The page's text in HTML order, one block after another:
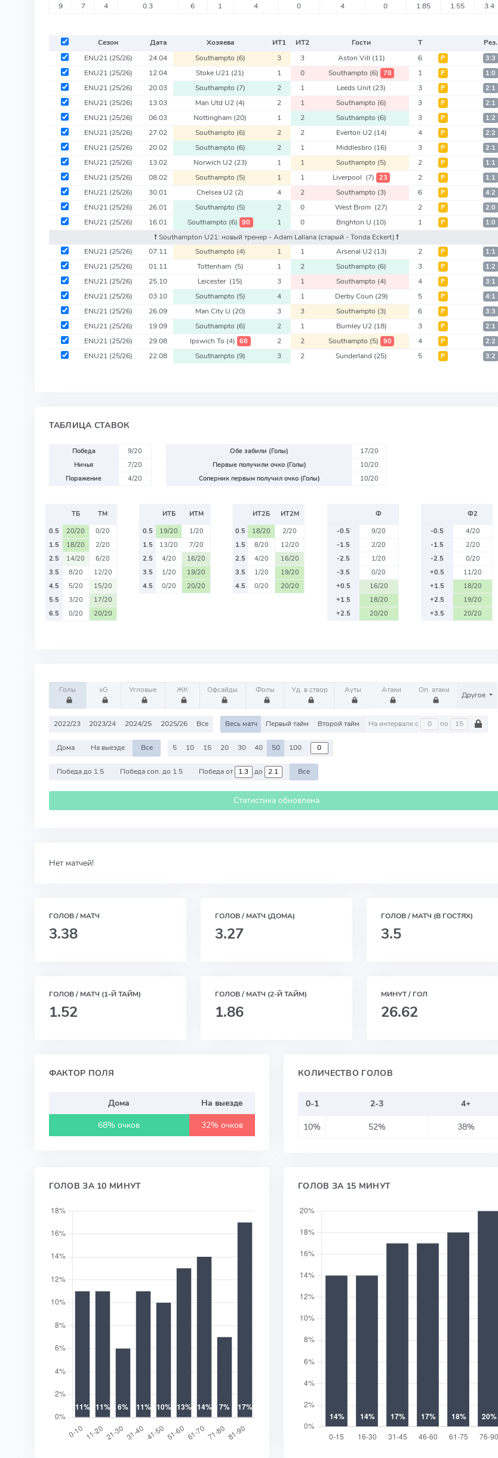
9 7 4 0.3 6 1 4 0 4 0 1.85 1.55 3.4
Сезон Дата Хозяева ИТ1 ИТ2 Гости Т
Рез.
ENU21 (25/26) 24.04 Southampto (6) 3 3 Aston Vill (11) 6 Р 3:3
ENU21 (25/26) 12.04 Stoke U21 (21) 1 0 Southampto (6) 78 1 Р 1:0
ENU21 (25/26) 20.03 Southampto (7) 2 1 Leeds Unit (23) 3 Р 2:1
ENU21 (25/26) 13.03 Man Utd U2 (4) 2 1 Southampto (6) 3 Р 2:1
ENU21 (25/26) 06.03 Nottingham (20) 1 2 Southampto (6) 3 Р 1:2
ENU21 (25/26) 27.02 Southampto (6) 2 2 Everton U2 (14) 4 Р 2:2
ENU21 (25/26) 20.02 Southampto (6) 2 1 Middlesbro (16) 3 Р 2:1
ENU21 (25/26) 13.02 Norwich U2 (23) 1 1 Southampto (5) 2 Р 1:1
ENU21 (25/26) 08.02 Southampto (5) 1 1 Liverpool (7) 23 2 Р 1:1
ENU21 (25/26) 30.01 Chelsea U2 (2) 4 2 Southampto (3) 6 Р 4:2
ENU21 (25/26) 26.01 Southampto (5) 2 0 West Brom (27) 2 Р 2:0
ENU21 (25/26) 16.01 Southampto (6) 90 1 0 Brighton U (10) 1 Р 1:0
❗️ Southampton U21: новый тренер - Adam Lallana (старый - Tonda Eckert) ❗️
ENU21 (25/26) 07.11 Southampto (4) 1 1 Arsenal U2 (13) 2 Р 1:1
ENU21 (25/26) 01.11 Tottenham (5) 1 2 Southampto (6) 3 Р 1:2
ENU21 (25/26) 25.10 Leicester (15) 3 1 Southampto (4) 4 Р 3:1
ENU21 (25/26) 03.10 Southampto (5) 4 1 Derby Coun (29) 5 Р 4:1
ENU21 (25/26) 26.09 Man City U (20) 3 3 Southampto (3) 6 Р 3:3
ENU21 (25/26) 19.09 Southampto (6) 2 1 Burnley U2 (18) 3 Р 2:1
ENU21 (25/26) 29.08 Ipswich To (4) 68 2 2 Southampto (5) 90 4 Р 2:2
ENU21 (25/26) 22.08 Southampto (9) 3 2 Sunderland (25) 5 Р 3:2
ТАБЛИЦА СТАВОК
Победа
9/20
Ничья
7/20
Поражение
4/20
Обе забили (Голы)
17/20
Первые получили очко (Голы)
10/20
Соперник первым получил очко (Голы)
10/20
ТБ
ТМ
0.5
20/20
0/20
1.5
18/20
2/20
2.5
14/20
6/20
3.5
8/20
12/20
4.5
5/20
15/20
5.5
3/20
17/20
6.5
0/20 20/20
ИТБ
ИТМ
0.5
19/20
1/20
1.5
13/20
7/20
2.5
4/20
16/20
3.5
1/20
19/20
4.5
0/20 20/20
ИТ2Б
ИТ2М
0.5
18/20
2/20
1.5
8/20
12/20
2.5
4/20
16/20
3.5
1/20
19/20
4.5
0/20 20/20
Ф
-0.5
9/20
-1.5
2/20
-2.5
1/20
-3.5
0/20
+0.5
16/20
+1.5
18/20
+2.5
20/20
Ф2
-0.5
4/20
-1.5
2/20
-2.5
0/20
+0.5
11/20
+1.5
18/20
+2.5
19/20
+3.5
20/20
Голы xG Угловые ЖК Офсайды Фолы Уд. в створ Ауты Атаки Оп. атаки
Другое
2022/23 2023/24 2024/25 2025/26 Все Весь матч Первый тайм Второй тайм На интервале с по
Дома На выезде Все 5 10 15 20 30 40 50 100
Победа до 1.5 Победа соп. до 1.5 Победа от до Все
Статистика обновлена
Нет матчей!
ГОЛОВ / МАТЧ
3.38
ГОЛОВ / МАТЧ (ДОМА)
3.27
ГОЛОВ / МАТЧ (В ГОСТЯХ)
3.5
ГОЛОВ / МАТЧ (1-Й ТАЙМ)
1.52
ГОЛОВ / МАТЧ (2-Й ТАЙМ)
1.86
МИНУТ / ГОЛ
26.62
ФАКТОР ПОЛЯ
Дома
На выезде
68% очков
32% очков
КОЛИЧЕСТВО ГОЛОВ
0-1 2-3
4+
10%
52% 38%
ГОЛОВ ЗА 10 МИНУТ ГОЛОВ ЗА 15 МИНУТ